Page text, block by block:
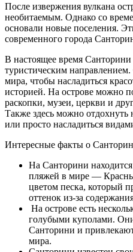
После извержения вулкана
необитаемым. Однако со
основали новые поселения.
современного города
В настоящее время
туристическим
мира, чтобы насладиться
историей. На острове можно
раскопки, музеи, церкви и
Также здесь можно отдохнуть
или просто насладиться
Интересные факты о
На Санторини
пляжей в мире —
цветом песка, который
оттенок из-за
На острове есть
голубыми куполами.
Санторини и
мира.